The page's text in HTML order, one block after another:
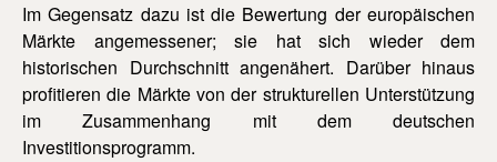
Im Gegensatz dazu ist die Bewertung der europäischen
Märkte angemessener; sie hat sich wieder dem
historischen Durchschnitt angenähert. Darüber hinaus
profitieren die Märkte von der strukturellen Unterstützung
im Zusammenhang mit dem deutschen
Investitionsprogramm.